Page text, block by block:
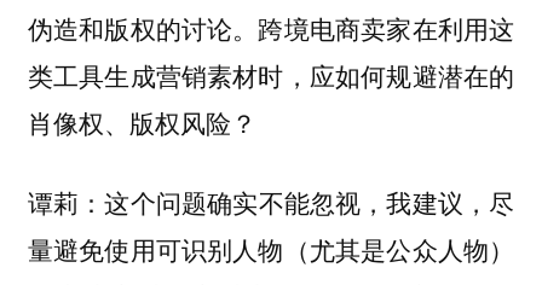
伪造和版权的讨论。跨境电商卖家在利用这
类工具生成营销素材时，应如何规避潜在的
肖像权、版权风险？
谭莉：这个问题确实不能忽视，我建议，尽
量避免使用可识别人物（尤其是公众人物）